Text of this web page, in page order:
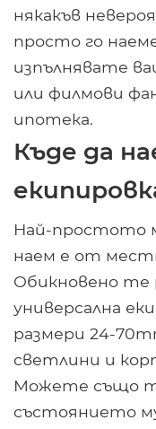
някакъв
просто го
изпълнявате
или филмови
ипотека.
Къде да
Най-простото
наем е от
Обикновено те
универсална
размери 24-
светлини и
Можете също
състоянието